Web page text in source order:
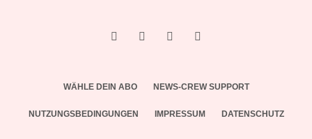
WÄHLE DEIN ABO NEWS-CREW SUPPORT
NUTZUNGSBEDINGUNGEN IMPRESSUM DATENSCHUTZ